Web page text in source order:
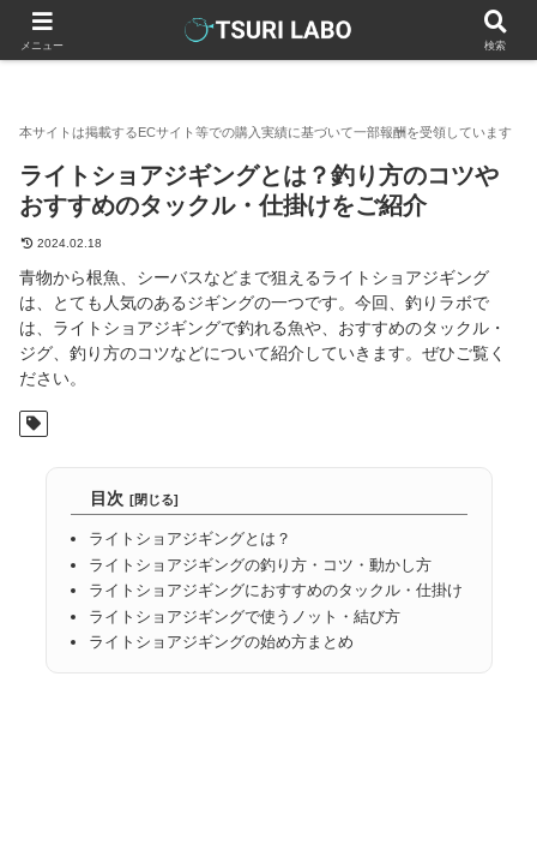
釣りラボマガジン 釣り方・コツ ライトショアジギングとは？
ライトショアジギングとは？釣り方のコツや
おすすめのタックル・仕掛けをご紹介
2024.02.18
青物から根魚、シーバスなどまで狙えるライトショアジギング
は、とても人気のあるジギングの一つです。今回、釣りラボで
は、ライトショアジギングで釣れる魚や、おすすめのタックル・
ジグ、釣り方のコツなどについて紹介していきます。ぜひご覧く
ださい。
目次
ライトショアジギングとは？
ライトショアジギングの釣り方・コツ・動かし方
ライトショアジギングにおすすめのタックル・仕掛け
ライトショアジギングで使うノット・結び方
ライトショアジギングの始め方まとめ
メニュー 検索